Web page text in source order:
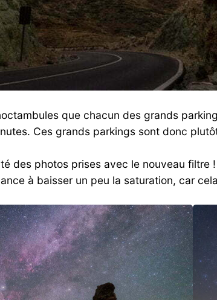
que chacun des grands
Ces grands parkings sont donc
des photos prises avec le nouveau
à baisser un peu la saturation, car